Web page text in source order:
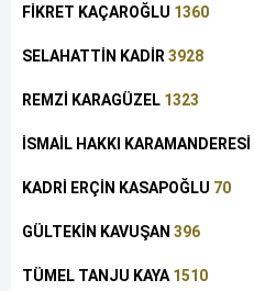
FİKRET KAÇAROĞLU 1360
SELAHATTİN KADİR 3928
REMZİ KARAGÜZEL 1323
İSMAİL HAKKI KARAMANDERESİ
KADRİ ERÇİN KASAPOĞLU 70
GÜLTEKİN KAVUŞAN 396
TÜMEL TANJU KAYA 1510